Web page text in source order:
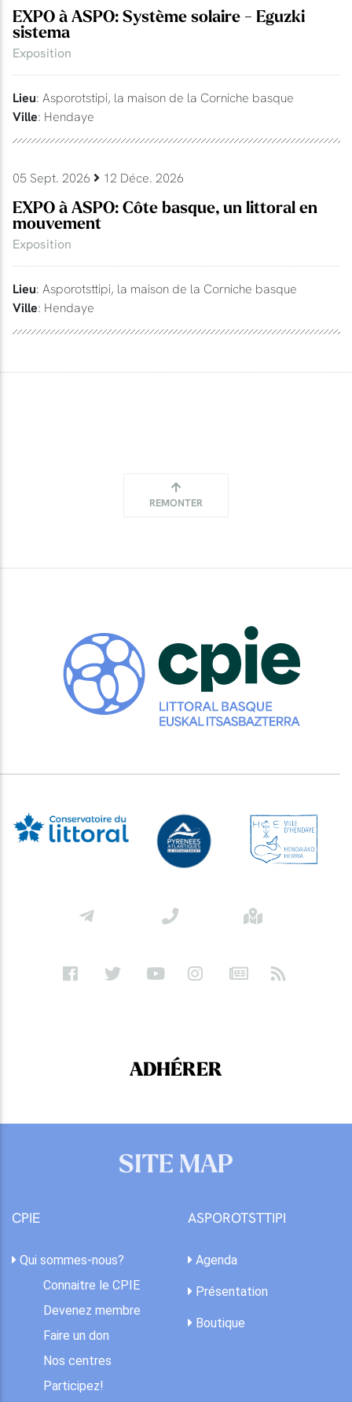
EXPO à ASPO: Système solaire - Eguzki
sistema
Exposition
Lieu: Asporotstipi, la maison de la Corniche basque
Ville: Hendaye
05 Sept. 2026 12 Déce. 2026
EXPO à ASPO: Côte basque, un littoral en
mouvement
Exposition
Lieu: Asporotsttipi, la maison de la Corniche basque
Ville: Hendaye
REMONTER
ADHÉRER
SITE MAP
CPIE
Qui sommes-nous?
Connaitre le CPIE
Devenez membre
Faire un don
Nos centres
Participez!
ASPOROTSTTIPI
Agenda
Présentation
Boutique